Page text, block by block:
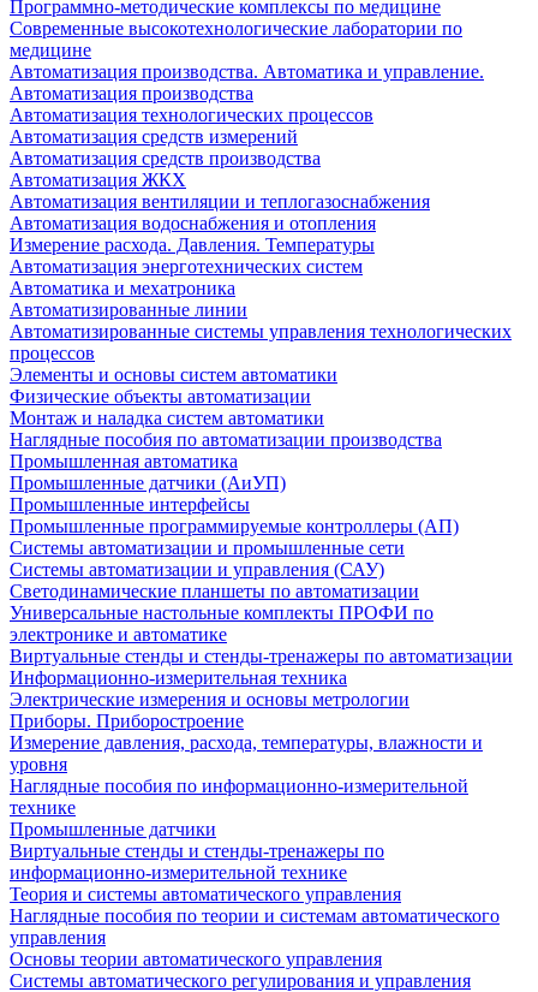
Программно-методические комплексы по медицине
Современные высокотехнологические лаборатории по
медицине
Автоматизация производства. Автоматика и управление.
Автоматизация производства
Автоматизация технологических процессов
Автоматизация средств измерений
Автоматизация средств производства
Автоматизация ЖКХ
Автоматизация вентиляции и теплогазоснабжения
Автоматизация водоснабжения и отопления
Измерение расхода. Давления. Температуры
Автоматизация энерготехнических систем
Автоматика и мехатроника
Автоматизированные линии
Автоматизированные системы управления технологических
процессов
Элементы и основы систем автоматики
Физические объекты автоматизации
Монтаж и наладка систем автоматики
Наглядные пособия по автоматизации производства
Промышленная автоматика
Промышленные датчики (АиУП)
Промышленные интерфейсы
Промышленные программируемые контроллеры (АП)
Системы автоматизации и промышленные сети
Системы автоматизации и управления (САУ)
Светодинамические планшеты по автоматизации
Универсальные настольные комплекты ПРОФИ по
электронике и автоматике
Виртуальные стенды и стенды-тренажеры по автоматизации
Информационно-измерительная техника
Электрические измерения и основы метрологии
Приборы. Приборостроение
Измерение давления, расхода, температуры, влажности и
уровня
Наглядные пособия по информационно-измерительной
технике
Промышленные датчики
Виртуальные стенды и стенды-тренажеры по
информационно-измерительной технике
Теория и системы автоматического управления
Наглядные пособия по теории и системам автоматического
управления
Основы теории автоматического управления
Системы автоматического регулирования и управления